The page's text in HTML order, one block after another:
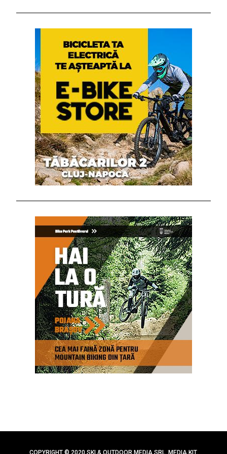
COPYRIGHT © 2020 SKI & OUTDOOR MEDIA SRL. MEDIA KIT.